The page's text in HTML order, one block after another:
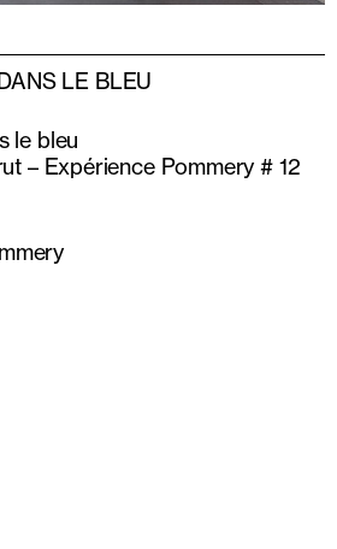
LE BLEU
le bleu
– Expérience Pommery # 12